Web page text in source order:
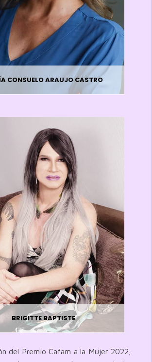
CONSUELO ARAUJO CASTRO
BRIGITTE BAPTISTE
del Premio Cafam a la Mujer 2022,